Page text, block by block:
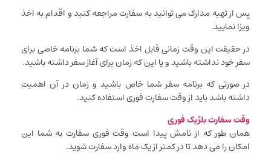
پس از تهیه مدارک می توانید به سفارت مراجعه کنید و اقدام به اخذ
ویزا نمایید.
در حقیقت این وقت زمانی قابل اخذ است که شما برنامه خاصی برای
سفر خود نداشته باشید و یا این که زمان برای آغاز سفر داشته باشید.
در صورتی که برنامه سفر شما خاص باشید و زمان در آن اهمیت
داشته باشد باید از وقت سفارت فوری استفاده کنید.
وقت سفارت بلژیک فوری
همان طور که از نامش پیدا است وقت فوری سفارت به شما این
امکان را می دهد تا در کمتر از یک ماه وارد سفارت شوید.